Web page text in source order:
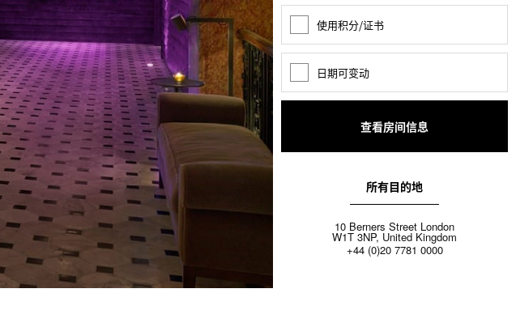
积
分
使用积分/证书
变
日期可变动
所有目的地
10 Berners Street London
W1T 3NP, United Kingdom
+44 (0)20 7781 0000